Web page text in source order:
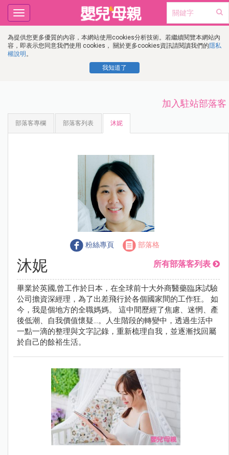
為提供您更多優質的內容，本網站使用cookies分析技術。若繼續閱覽本網站內
容，即表示您同意我們使用 cookies， 關於更多cookies資訊請閱讀我們的隱私
權說明 。
我知道了
Toggle
navigation
加入駐站部落客
部落客專欄 部落客列表 沐妮
粉絲專頁 部落格
沐妮 所有部落客列表
畢業於英國,曾工作於日本，在全球前十大外商醫藥臨床試驗
公司擔資深經理，為了出差飛行於各個國家間的工作狂。 如
今，我是個地方的全職媽媽。 這中間歷經了焦慮、迷惘、產
後低潮、自我價值懷疑…。人生階段的轉變中，透過生活中
一點一滴的整理與文字記錄，重新梳理自我，並逐漸找回屬
於自己的餘裕生活。